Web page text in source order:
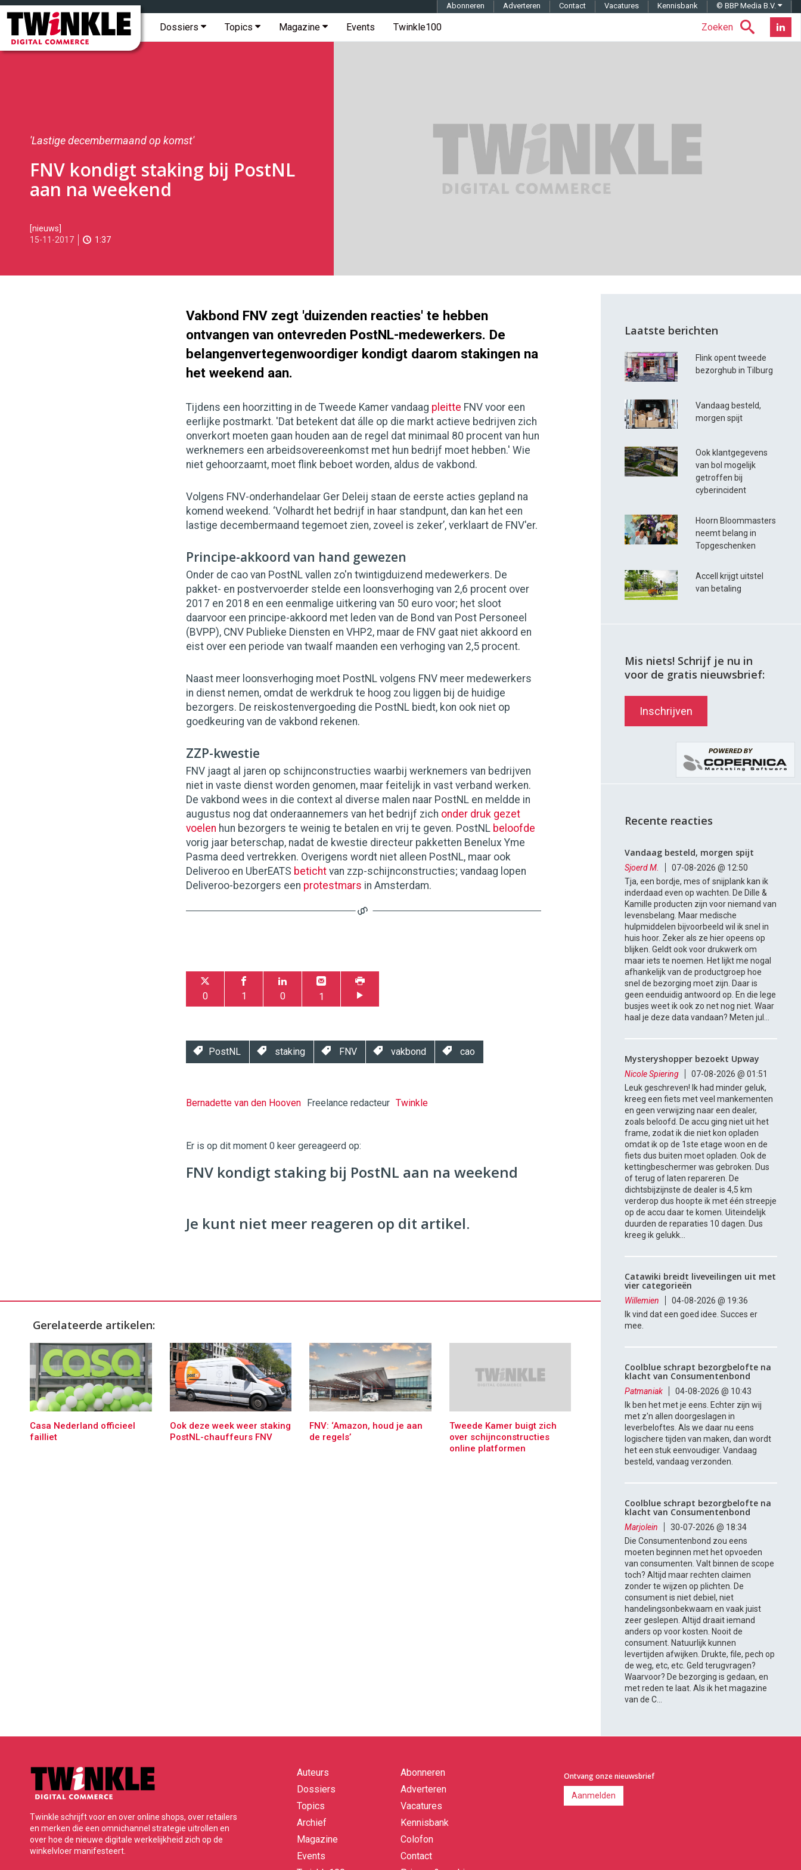
Twinkle
Digital
Commerce
Hoofdmenu Zoeken
Dossiers Topics Magazine Events Twinkle100
Topmenu Abonneren Adverteren Contact Vacatures Kennisbank © BBP Media B.V.
'Lastige decembermaand op komst'
FNV kondigt staking bij PostNL
aan na weekend
2017-
11-
11-
[nieuws]
15-11-2017
1:37
Vakbond FNV zegt 'duizenden reacties' te hebben
ontvangen van ontevreden PostNL-medewerkers. De
belangenvertegenwoordiger kondigt daarom stakingen na
het weekend aan.
Tijdens een hoorzitting in de Tweede Kamer vandaag pleitte FNV voor een
eerlijke postmarkt. 'Dat betekent dat álle op die markt actieve bedrijven zich
onverkort moeten gaan houden aan de regel dat minimaal 80 procent van hun
werknemers een arbeidsovereenkomst met hun bedrijf moet hebben.' Wie
niet gehoorzaamt, moet flink beboet worden, aldus de vakbond.
Volgens FNV-onderhandelaar Ger Deleij staan de eerste acties gepland na
komend weekend. ‘Volhardt het bedrijf in haar standpunt, dan kan het een
lastige decembermaand tegemoet zien, zoveel is zeker’, verklaart de FNV'er.
Principe-akkoord van hand gewezen
Onder de cao van PostNL vallen zo'n twintigduizend medewerkers. De
pakket- en postvervoerder stelde een loonsverhoging van 2,6 procent over
2017 en 2018 en een eenmalige uitkering van 50 euro voor; het sloot
daarvoor een principe-akkoord met leden van de Bond van Post Personeel
(BVPP), CNV Publieke Diensten en VHP2, maar de FNV gaat niet akkoord en
eist over een periode van twaalf maanden een verhoging van 2,5 procent.
Naast meer loonsverhoging moet PostNL volgens FNV meer medewerkers
in dienst nemen, omdat de werkdruk te hoog zou liggen bij de huidige
bezorgers. De reiskostenvergoeding die PostNL biedt, kon ook niet op
goedkeuring van de vakbond rekenen.
ZZP-kwestie
FNV jaagt al jaren op schijnconstructies waarbij werknemers van bedrijven
niet in vaste dienst worden genomen, maar feitelijk in vast verband werken.
De vakbond wees in die context al diverse malen naar PostNL en meldde in
augustus nog dat onderaannemers van het bedrijf zich onder druk gezet
voelen hun bezorgers te weinig te betalen en vrij te geven. PostNL beloofde
vorig jaar beterschap, nadat de kwestie directeur pakketten Benelux Yme
Pasma deed vertrekken. Overigens wordt niet alleen PostNL, maar ook
Deliveroo en UberEATS beticht van zzp-schijnconstructies; vandaag lopen
Deliveroo-bezorgers een protestmars in Amsterdam.
0 1 0 1
PostNL staking FNV vakbond cao
Bernadette van den Hooven Freelance redacteur Twinkle
Twinkle
Commerce https://twinklemagazine.nl
9654
Er is op dit moment 0 keer gereageerd op:
FNV kondigt staking bij PostNL aan na weekend
Je kunt niet meer reageren op dit artikel.
Gerelateerde artikelen:
Casa Nederland officieel
failliet
Ook deze week weer staking
PostNL-chauffeurs FNV
FNV: ‘Amazon, houd je aan
de regels’
Tweede Kamer buigt zich
over schijnconstructies
online platformen
Laatste berichten
Flink opent tweede
bezorghub in Tilburg
Vandaag besteld,
morgen spijt
Ook klantgegevens
van bol mogelijk
getroffen bij
cyberincident
Hoorn Bloommasters
neemt belang in
Topgeschenken
Accell krijgt uitstel
van betaling
Mis niets! Schrijf je nu in
voor de gratis nieuwsbrief:
Inschrijven
Recente reacties
Vandaag besteld, morgen spijt
Sjoerd M.
07-08-2026 @ 12:50
Tja, een bordje, mes of snijplank kan ik
inderdaad even op wachten. De Dille &
Kamille producten zijn voor niemand van
levensbelang. Maar medische
hulpmiddelen bijvoorbeeld wil ik snel in
huis hoor. Zeker als ze hier opeens op
blijken. Geldt ook voor drukwerk om
maar iets te noemen. Het lijkt me nogal
afhankelijk van de productgroep hoe
snel de bezorging moet zijn. Daar is
geen eenduidig antwoord op. En die lege
busjes weet ik ook zo net nog niet. Waar
haal je deze data vandaan? Meten jul...
Mysteryshopper bezoekt Upway
Nicole Spiering
07-08-2026 @ 01:51
Leuk geschreven! Ik had minder geluk,
kreeg een fiets met veel mankementen
en geen verwijzing naar een dealer,
zoals beloofd. De accu ging niet uit het
frame, zodat ik die niet kon opladen
omdat ik op de 1ste etage woon en de
fiets dus buiten moet opladen. Ook de
kettingbeschermer was gebroken. Dus
of terug of laten repareren. De
dichtsbijzijnste de dealer is 4,5 km
verderop dus hoopte ik met één streepje
op de accu daar te komen. Uiteindelijk
duurden de reparaties 10 dagen. Dus
kreeg ik gelukk...
Catawiki breidt liveveilingen uit met
vier categorieën
Willemien
04-08-2026 @ 19:36
Ik vind dat een goed idee. Succes er
mee.
Coolblue schrapt bezorgbelofte na
klacht van Consumentenbond
Patmaniak
04-08-2026 @ 10:43
Ik ben het met je eens. Echter zijn wij
met z'n allen doorgeslagen in
leverbeloftes. Als we daar nu eens
logischere tijden van maken, dan wordt
het een stuk eenvoudiger. Vandaag
besteld, vandaag verzonden.
Coolblue schrapt bezorgbelofte na
klacht van Consumentenbond
Marjolein
30-07-2026 @ 18:34
Die Consumentenbond zou eens
moeten beginnen met het opvoeden
van consumenten. Valt binnen de scope
toch? Altijd maar rechten claimen
zonder te wijzen op plichten. De
consument is niet debiel, niet
handelingsonbekwaam en vaak juist
zeer geslepen. Altijd draait iemand
anders op voor kosten. Nooit de
consument. Natuurlijk kunnen
levertijden afwijken. Drukte, file, pech op
de weg, etc, etc. Geld terugvragen?
Waarvoor? De bezorging is gedaan, en
met reden te laat. Als ik het magazine
van de C...
Twinkle schrijft voor en over online shops, over retailers
en merken die een omnichannel strategie uitrollen en
over hoe de nieuwe digitale werkelijkheid zich op de
winkelvloer manifesteert.
Quick
links
Auteurs
Dossiers
Topics
Archief
Magazine
Events
Abonneren
Adverteren
Vacatures
Kennisbank
Colofon
Contact
Ontvang onze nieuwsbrief
Aanmelden